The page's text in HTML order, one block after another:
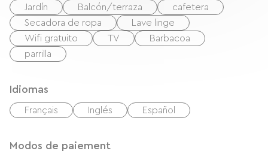
Jardín Balcón/terraza
cafetera
Secadora de ropa
Lave linge
Wifi gratuito
TV
Barbacoa
parrilla
Idiomas
Français Inglés Español
Modos de paiement